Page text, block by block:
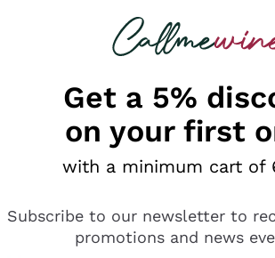
looking for
Get a 5%
on your first
with a minimum cart of
Subscribe to our newsletter to
promotions and news